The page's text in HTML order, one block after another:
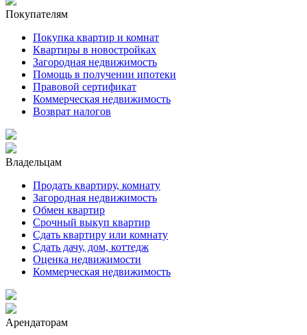
Покупателям
Покупка квартир и комнат
Квартиры в новостройках
Загородная недвижимость
Помощь в получении ипотеки
Правовой сертификат
Коммерческая недвижимость
Возврат налогов
Владельцам
Продать квартиру, комнату
Загородная недвижимость
Обмен квартир
Срочный выкуп квартир
Сдать квартиру или комнату
Сдать дачу, дом, коттедж
Оценка недвижимости
Коммерческая недвижимость
Арендаторам